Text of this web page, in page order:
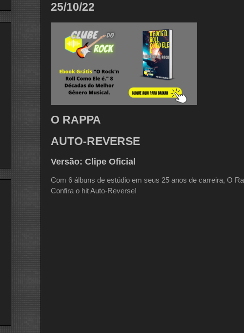
25/10/22
O RAPPA
AUTO-REVERSE
Versão: Clipe Oficial
Com 6 álbuns de estúdio em seus 25 anos de carreira, O
Confira o hit Auto-Reverse!